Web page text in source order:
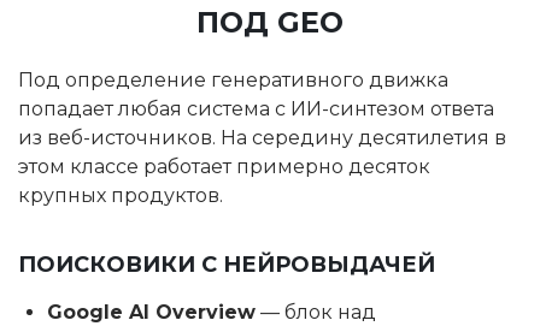
ПОД GEO
Под определение генеративного движка
попадает любая система с ИИ-синтезом ответа
из веб-источников. На середину десятилетия в
этом классе работает примерно десяток
крупных продуктов.
ПОИСКОВИКИ С НЕЙРОВЫДАЧЕЙ
Google AI Overview — блок над